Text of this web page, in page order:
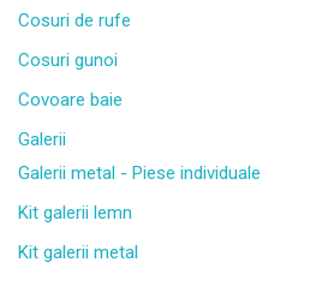
Cosuri de rufe
Cosuri gunoi
Covoare baie
Galerii
Galerii metal - Piese individuale
Kit galerii lemn
Kit galerii metal